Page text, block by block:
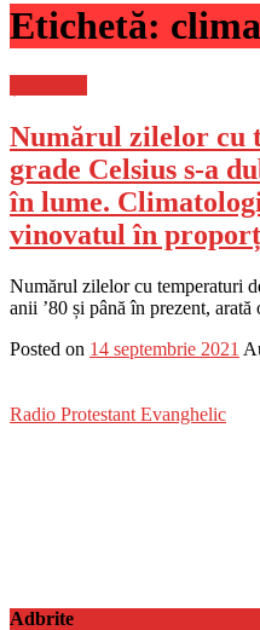
Etichetă:
Numărul zilelor cu
grade Celsius s-a
în lume.
vinovatul în
Numărul zilelor cu temperaturi
anii ’80 și până în prezent,
Posted on 14 septembrie 2021
Radio Protestant Evanghelic
Adbrite